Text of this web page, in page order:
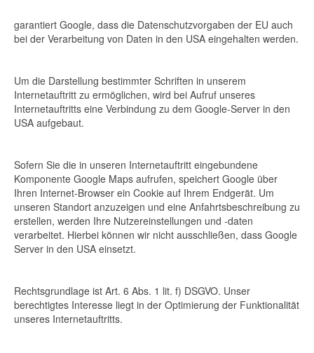
garantiert Google, dass die Datenschutzvorgaben der EU auch
bei der Verarbeitung von Daten in den USA eingehalten werden.
Um die Darstellung bestimmter Schriften in unserem
Internetauftritt zu ermöglichen, wird bei Aufruf unseres
Internetauftritts eine Verbindung zu dem Google-Server in den
USA aufgebaut.
Sofern Sie die in unseren Internetauftritt eingebundene
Komponente Google Maps aufrufen, speichert Google über
Ihren Internet-Browser ein Cookie auf Ihrem Endgerät. Um
unseren Standort anzuzeigen und eine Anfahrtsbeschreibung zu
erstellen, werden Ihre Nutzereinstellungen und -daten
verarbeitet. Hierbei können wir nicht ausschließen, dass Google
Server in den USA einsetzt.
Rechtsgrundlage ist Art. 6 Abs. 1 lit. f) DSGVO. Unser
berechtigtes Interesse liegt in der Optimierung der Funktionalität
unseres Internetauftritts.